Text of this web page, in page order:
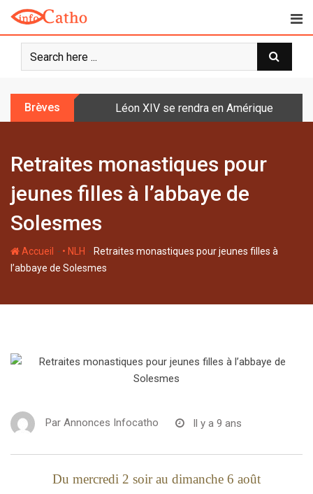
o
Brèves Léon XIV se rendra en Amérique latine à
Retraites monastiques pour
jeunes filles à l’abbaye de
Solesmes
Accueil - • NLH - Retraites monastiques pour jeunes filles à
l’abbaye de Solesmes
Par Annonces Infocatho Il y a 9 ans
Du mercredi 2 soir au dimanche 6 août